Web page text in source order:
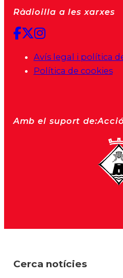
Ràdioilla a les xarxes
Avís legal i política
Política de cookies
Amb el suport de:
Cerca notícies